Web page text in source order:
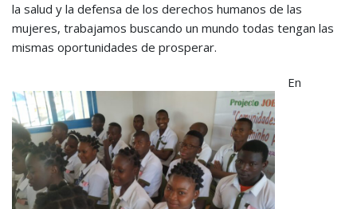
la salud y la defensa de los derechos humanos de las
mujeres, trabajamos buscando un mundo todas tengan las
mismas oportunidades de prosperar.
En